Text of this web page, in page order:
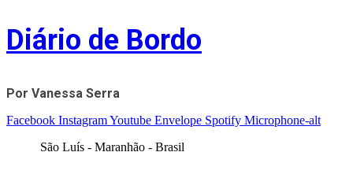
Skip
to
content
Diário de Bordo
Por Vanessa Serra
Facebook InstagramYoutube Envelope Spotify Microphone-alt
São Luís - Maranhão - Brasil